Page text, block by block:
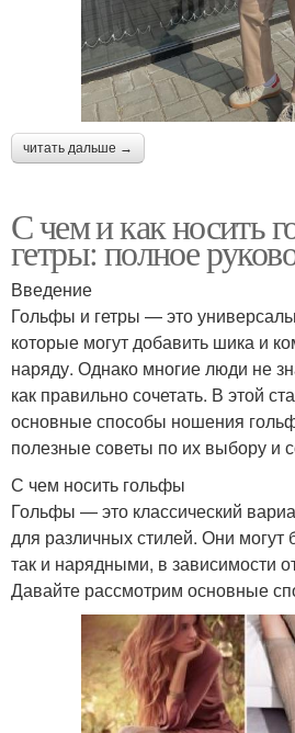
читать дальше →
С чем и как носить
гетры: полное
Введение
Гольфы и гетры — это
которые могут добавить шика и
наряду. Однако многие люди не
как правильно сочетать. В этой
основные способы ношения
полезные советы по их выбору и
С чем носить гольфы
Гольфы — это классический
для различных стилей. Они могут
так и нарядными, в зависимости
Давайте рассмотрим основные